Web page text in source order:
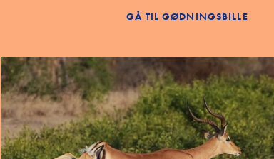
GÅ TIL GØDNINGSBILLE